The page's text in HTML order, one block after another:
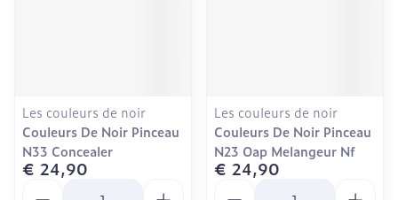
Les couleurs de noir
Couleurs De Noir Pinceau
N33 Concealer
€ 24,90
Les couleurs de noir
Couleurs De Noir Pinceau
N23 Oap Melangeur Nf
€ 24,90